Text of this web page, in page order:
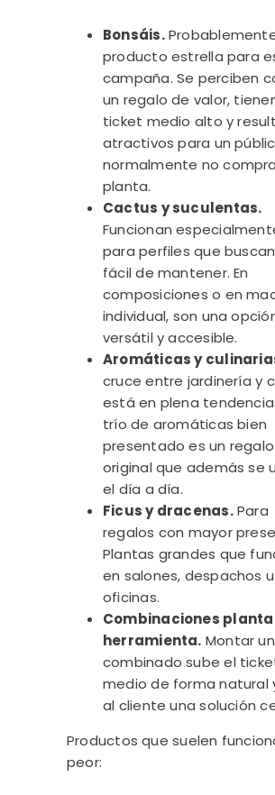
Bonsáis.
producto estrella para
campaña. Se perciben
un regalo de valor,
ticket medio alto y
atractivos para un
normalmente no compra
planta.
Cactus y suculentas.
Funcionan
para perfiles que
fácil de mantener. En
composiciones o en
individual, son una
versátil y accesible.
Aromáticas y
cruce entre jardinería y
está en plena
trío de aromáticas bien
presentado es un regalo
original que además se
el día a día.
Ficus y dracenas.Para
regalos con mayor
Plantas grandes que
en salones, despachos u
oficinas.
Combinaciones planta
herramienta. Montar
combinado sube el
medio de forma natural
al cliente una solución
Productos que suelen
peor: